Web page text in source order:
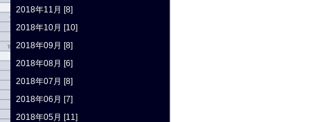
2018年11月 [8]
2018年10月 [10]
2018年09月 [8]
2018年08月 [6]
2018年07月 [8]
2018年06月 [7]
2018年05月 [11]